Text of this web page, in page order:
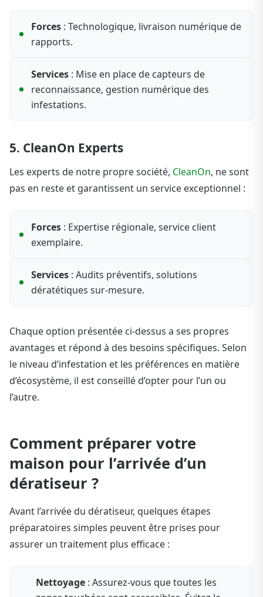
Forces : Technologique, livraison numérique de
rapports.
Services : Mise en place de capteurs de
reconnaissance, gestion numérique des
infestations.
5. CleanOn Experts
Les experts de notre propre société, CleanOn, ne sont
pas en reste et garantissent un service exceptionnel :
Forces : Expertise régionale, service client
exemplaire.
Services : Audits préventifs, solutions
dératétiques sur-mesure.
Chaque option présentée ci-dessus a ses propres
avantages et répond à des besoins spécifiques. Selon
le niveau d’infestation et les préférences en matière
d’écosystème, il est conseillé d’opter pour l’un ou
l’autre.
Comment préparer votre
maison pour l’arrivée d’un
dératiseur ?
Avant l’arrivée du dératiseur, quelques étapes
préparatoires simples peuvent être prises pour
assurer un traitement plus efficace :
Nettoyage : Assurez-vous que toutes les